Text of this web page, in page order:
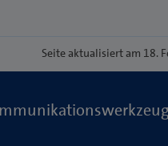
Seiteaktualisiert am 18.